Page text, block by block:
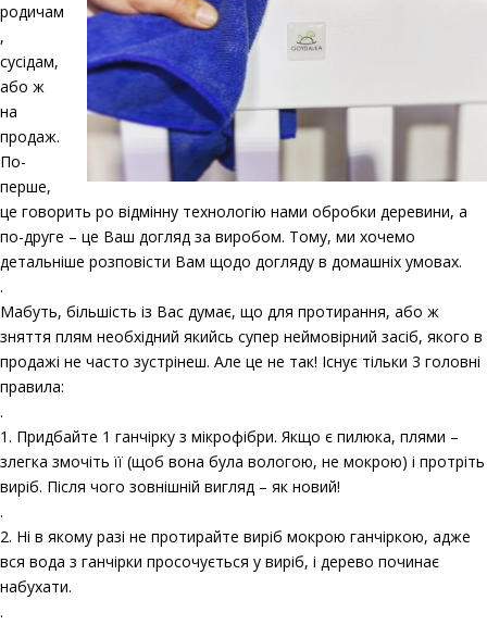
родичам
,
сусідам,
або ж
на
продаж.
По-
перше,
це говорить ро відмінну технологію нами обробки деревини, а
по-друге – це Ваш догляд за виробом. Тому, ми хочемо
детальніше розповісти Вам щодо догляду в домашніх умовах.
.
Мабуть, більшість із Вас думає, що для протирання, або ж
зняття плям необхідний якийсь супер неймовірний засіб, якого в
продажі не часто зустрінеш. Але це не так! Існує тільки 3 головні
правила:
.
1. Придбайте 1 ганчірку з мікрофібри. Якщо є пилюка, плями –
злегка змочіть її (щоб вона була вологою, не мокрою) і протріть
виріб. Після чого зовнішній вигляд – як новий!
.
2. Ні в якому разі не протирайте виріб мокрою ганчіркою, адже
вся вода з ганчірки просочується у виріб, і дерево починає
набухати.
.